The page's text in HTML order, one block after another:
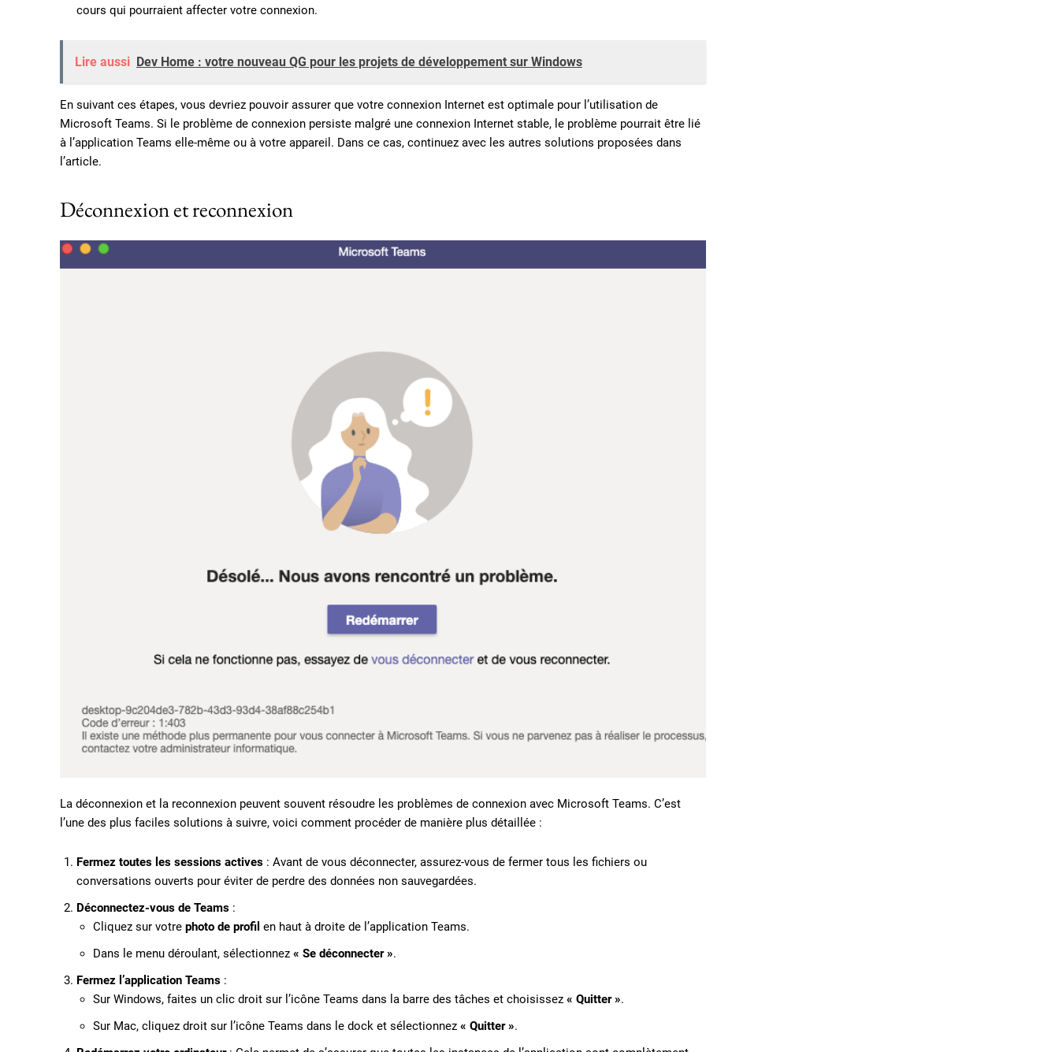
cours qui pourraient affecter votre connexion.
Lire aussi Dev Home : votre nouveau QG pour les projets de développement sur Windows
En suivant ces étapes, vous devriez pouvoir assurer que votre connexion Internet est optimale pour l’utilisation de
Microsoft Teams. Si le problème de connexion persiste malgré une connexion Internet stable, le problème pourrait être lié
à l’application Teams elle-même ou à votre appareil. Dans ce cas, continuez avec les autres solutions proposées dans
l’article.
Déconnexion et reconnexion
La déconnexion et la reconnexion peuvent souvent résoudre les problèmes de connexion avec Microsoft Teams. C’est
l’une des plus faciles solutions à suivre, voici comment procéder de manière plus détaillée :
Fermez toutes les sessions actives : Avant de vous déconnecter, assurez-vous de fermer tous les fichiers ou
conversations ouverts pour éviter de perdre des données non sauvegardées.
Déconnectez-vous de Teams :
Cliquez sur votre photo de profil en haut à droite de l’application Teams.
Dans le menu déroulant, sélectionnez « Se déconnecter ».
Fermez l’application Teams :
Sur Windows, faites un clic droit sur l’icône Teams dans la barre des tâches et choisissez « Quitter ».
Sur Mac, cliquez droit sur l’icône Teams dans le dock et sélectionnez « Quitter ».